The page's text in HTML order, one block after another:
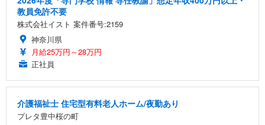
教員免許不要
株式会社イスト 案件番号:2159
神奈川県
月給25万円～28万円
正社員
介護福祉士 住宅型有料老人ホーム/夜勤あり
プレタ豊中桜の町